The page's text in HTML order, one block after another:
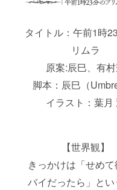
タイトル：午前1時
リムラ
原案:辰巳、有
脚本：辰巳（
イラスト：葉月
【世界観】
きっかけは「せめ
バイだったら」と